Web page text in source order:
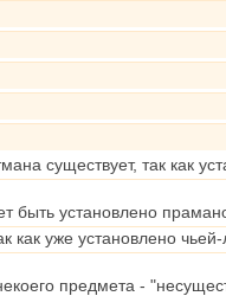
существует, так как
быть установлено
как уже установлено
предмета -